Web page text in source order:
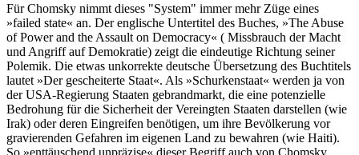
Für Chomsky nimmt dieses "System" immer mehr Züge eines
»failed state« an. Der englische Untertitel des Buches, »The Abuse
of Power and the Assault on Democracy« ( Missbrauch der Macht
und Angriff auf Demokratie) zeigt die eindeutige Richtung seiner
Polemik. Die etwas unkorrekte deutsche Übersetzung des Buchtitels
lautet »Der gescheiterte Staat«. Als »Schurkenstaat« werden ja von
der USA-Regierung Staaten gebrandmarkt, die eine potenzielle
Bedrohung für die Sicherheit der Vereingten Staaten darstellen (wie
Irak) oder deren Eingreifen benötigen, um ihre Bevölkerung vor
gravierenden Gefahren im eigenen Land zu bewahren (wie Haiti).
So »enttäuschend unpräzise« dieser Begriff auch von Chomsky